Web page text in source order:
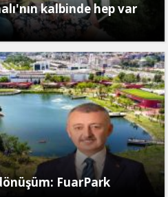
kalbinde hep var
FuarPark